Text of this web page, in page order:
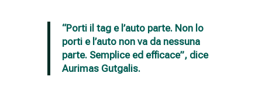
“Porti il tag e l’auto parte. Non lo
porti e l’auto non va da nessuna
parte. Semplice ed efficace”, dice
Aurimas Gutgalis.